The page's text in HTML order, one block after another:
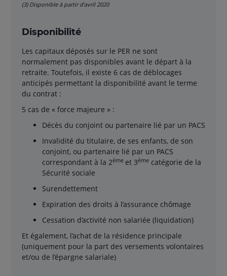
(3) Disponible à partir d’avril 2020
Disponibilité
Les capitaux déposés sur le PER ne sont
normalement pas disponibles avant le départ à la
retraite. Toutefois, il existe 6 cas de déblocages
anticipés permettant la disponibilité avant le terme
du contrat :
5 cas de « force majeure » :
Décès du conjoint ou partenaire lié par un PACS
Invalidité du titulaire, de ses enfants, de son
conjoint, ou partenaire lié par un PACS
correspondant à la 2ème et 3èmecatégorie de la
Sécurité sociale
Surendettement
Expiration des droits à l’assurance chômage
Cessation d’activité non salariée (liquidation)
Et également, l’achat de la résidence principale
(uniquement pour la part des versements volontaires
et/ou de l’épargne salariale)